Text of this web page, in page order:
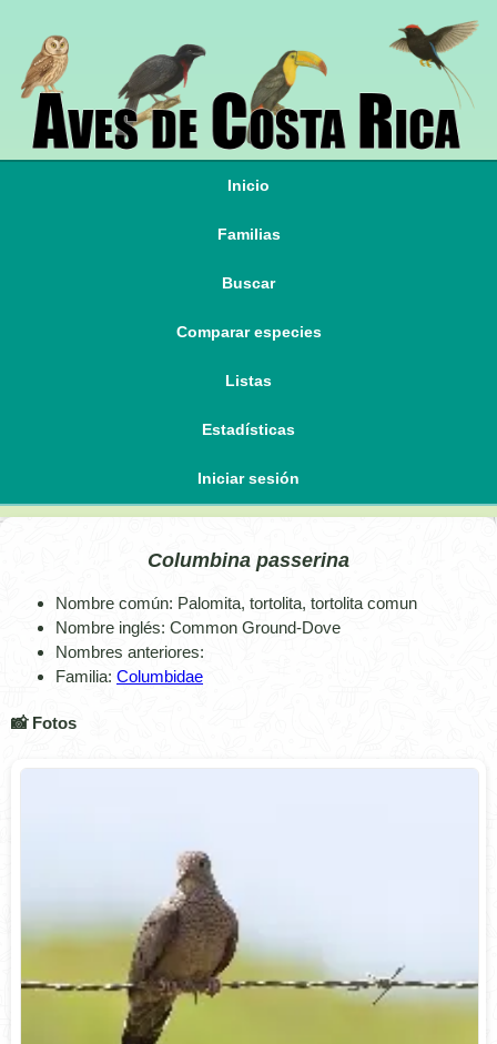
Inicio
Familias
Buscar
Comparar especies
Listas
Estadísticas
Iniciar sesión
Columbina passerina
Nombre común: Palomita, tortolita, tortolita comun
Nombre inglés: Common Ground-Dove
Nombres anteriores:
Familia: Columbidae
📸 Fotos